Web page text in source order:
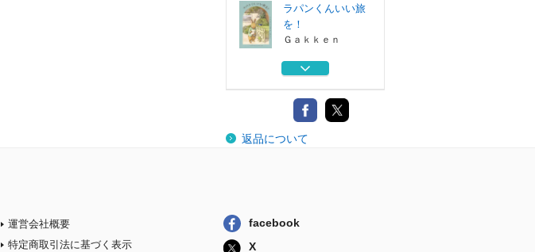
ラパンくんいい旅
を！
Ｇａｋｋｅｎ
リサとガスパール
河出書房新社
ゆらゆらなじかん
ＢＬ出版
返品について
運営会社概要
特定商取引法に基づく表示
facebook
X